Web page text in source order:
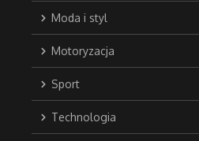
Moda i styl
Motoryzacja
Sport
Technologia